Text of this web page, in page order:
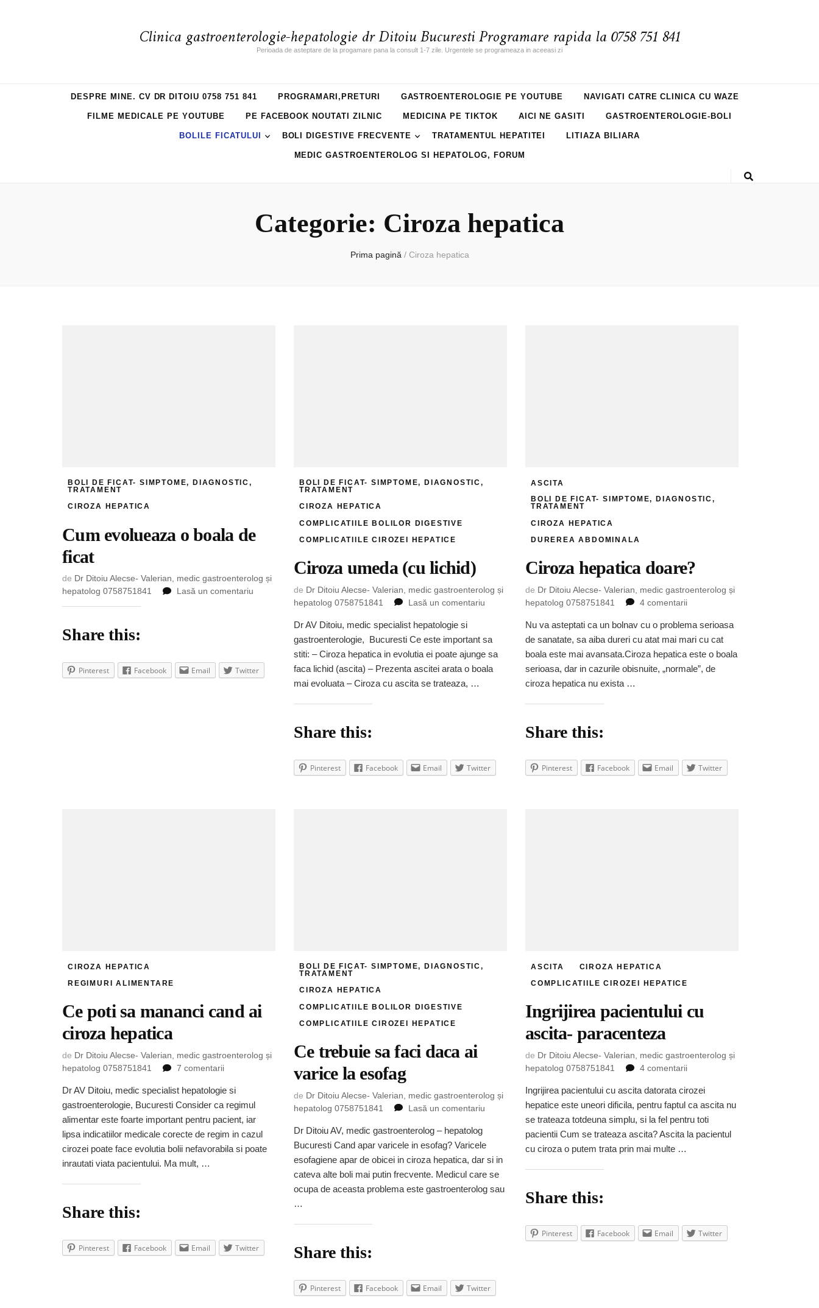
Clinica gastroenterologie-hepatologie dr Ditoiu Bucuresti Programare rapida la 0758 751 841
Perioada de asteptare de la progamare pana la consult 1-7 zile. Urgentele se programeaza in aceeasi zi
DESPRE MINE. CV DR DITOIU 0758 751 841 PROGRAMARI,PRETURI GASTROENTEROLOGIE PE YOUTUBE NAVIGATI CATRE CLINICA CU WAZE
FILME MEDICALE PE YOUTUBE PE FACEBOOK NOUTATI ZILNIC MEDICINA PE TIKTOK AICI NE GASITI GASTROENTEROLOGIE-BOLI
BOLILE FICATULUI BOLI DIGESTIVE FRECVENTE TRATAMENTUL HEPATITEI LITIAZA BILIARA
MEDIC GASTROENTEROLOG SI HEPATOLOG, FORUM
Categorie: Ciroza hepatica
Prima pagină / Ciroza hepatica
BOLI DE FICAT- SIMPTOME, DIAGNOSTIC,
TRATAMENT
CIROZA HEPATICA
Cum evolueaza o boala de
ficat
de Dr Ditoiu Alecse- Valerian, medic gastroenterolog și
hepatolog 0758751841
Lasă un comentariu
Share this:
Pinterest Facebook Email Twitter
BOLI DE FICAT- SIMPTOME, DIAGNOSTIC,
TRATAMENT
CIROZA HEPATICA
COMPLICATIILE BOLILOR DIGESTIVE
COMPLICATIILE CIROZEI HEPATICE
Ciroza umeda (cu lichid)
de Dr Ditoiu Alecse- Valerian, medic gastroenterolog și
hepatolog 0758751841
Lasă un comentariula
(cu
lichid)
Dr AV Ditoiu, medic specialist hepatologie si
gastroenterologie, Bucuresti Ce este important sa
stiti: – Ciroza hepatica in evolutia ei poate ajunge sa
faca lichid (ascita) – Prezenta ascitei arata o boala
mai evoluata – Ciroza cu ascita se trateaza, …
Share this:
Pinterest Facebook Email Twitter
ASCITA
BOLI DE FICAT- SIMPTOME, DIAGNOSTIC,
TRATAMENT
CIROZA HEPATICA
DUREREA ABDOMINALA
Ciroza hepatica doare?
de Dr Ditoiu Alecse- Valerian, medic gastroenterolog și
hepatolog 0758751841
4 comentariila
hepatica
doare?
Nu va asteptati ca un bolnav cu o problema serioasa
de sanatate, sa aiba dureri cu atat mai mari cu cat
boala este mai avansata.Ciroza hepatica este o boala
serioasa, dar in cazurile obisnuite, „normale”, de
ciroza hepatica nu exista …
Share this:
Pinterest Facebook Email Twitter
CIROZA HEPATICA
REGIMURI ALIMENTARE
Ce poti sa mananci cand ai
ciroza hepatica
de Dr Ditoiu Alecse- Valerian, medic gastroenterolog și
hepatolog 0758751841
7 comentariila
poti
sa
mananci
cand
ai
ciroza
Dr AV Ditoiu, medic specialist hepatologie si
gastroenterologie, Bucuresti Consider ca regimul
alimentar este foarte important pentru pacient, iar
lipsa indicatiilor medicale corecte de regim in cazul
cirozei poate face evolutia bolii nefavorabila si poate
inrautati viata pacientului. Ma mult, …
Share this:
Pinterest Facebook Email Twitter
BOLI DE FICAT- SIMPTOME, DIAGNOSTIC,
TRATAMENT
CIROZA HEPATICA
COMPLICATIILE BOLILOR DIGESTIVE
COMPLICATIILE CIROZEI HEPATICE
Ce trebuie sa faci daca ai
varice la esofag
de Dr Ditoiu Alecse- Valerian, medic gastroenterolog și
hepatolog 0758751841
Lasă un comentariula
sa
faci
daca
varice
Dr Ditoiu AV, medic gastroenterolog – hepatolog
Bucuresti Cand apar varicele in esofag? Varicele
esofagiene apar de obicei in ciroza hepatica, dar si in
cateva alte boli mai putin frecvente. Medicul care se
ocupa de aceasta problema este gastroenterolog sau
…
Share this:
Pinterest Facebook Email Twitter
ASCITA
CIROZA HEPATICA
COMPLICATIILE CIROZEI HEPATICE
Ingrijirea pacientului cu
ascita- paracenteza
de Dr Ditoiu Alecse- Valerian, medic gastroenterolog și
hepatolog 0758751841
4 comentariila
pacientului
cu
ascita-
paracenteza
Ingrijirea pacientului cu ascita datorata cirozei
hepatice este uneori dificila, pentru faptul ca ascita nu
se trateaza totdeuna simplu, si la fel pentru toti
pacientii Cum se trateaza ascita? Ascita la pacientul
cu ciroza o putem trata prin mai multe …
Share this:
Pinterest Facebook Email Twitter